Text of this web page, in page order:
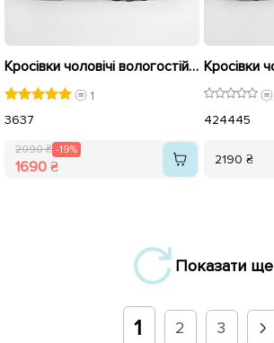
Кросівки чоловічі вологостійкі на хутрі 593418 Чорні розпродаж
1
3637
2090 ₴ -19%
1690 ₴
424445
2190 ₴
Показати ще
1 2 3